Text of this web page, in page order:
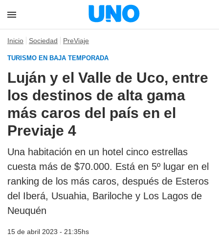
Inicio Sociedad PreViaje
TURISMO EN BAJA TEMPORADA
Luján y el Valle de Uco, entre
los destinos de alta gama
más caros del país en el
Previaje 4
Una habitación en un hotel cinco estrellas
cuesta más de $70.000. Está en 5º lugar en el
ranking de los más caros, después de Esteros
del Iberá, Usuahia, Bariloche y Los Lagos de
Neuquén
15 de abril 2023 - 21:35hs